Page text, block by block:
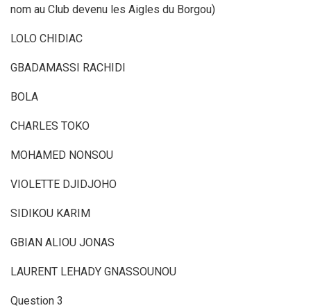
nom au Club devenu les Aigles du Borgou)
LOLO CHIDIAC
GBADAMASSI RACHIDI
BOLA
CHARLES TOKO
MOHAMED NONSOU
VIOLETTE DJIDJOHO
SIDIKOU KARIM
GBIAN ALIOU JONAS
LAURENT LEHADY GNASSOUNOU
Question 3